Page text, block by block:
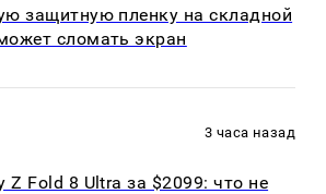
защитную пленку на складной
сломать экран
3 часа назад
Z Fold 8 Ultra за $2099: что не